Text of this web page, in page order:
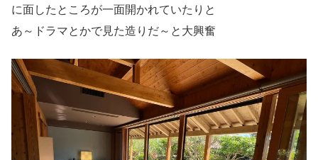
に面したところが一面開かれていたりと
あ～ドラマとかで見た造りだ～と大興奮